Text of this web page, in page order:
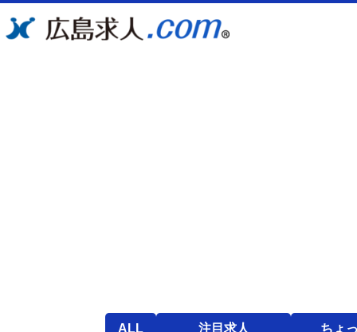
ALL 注目求人 ちょ